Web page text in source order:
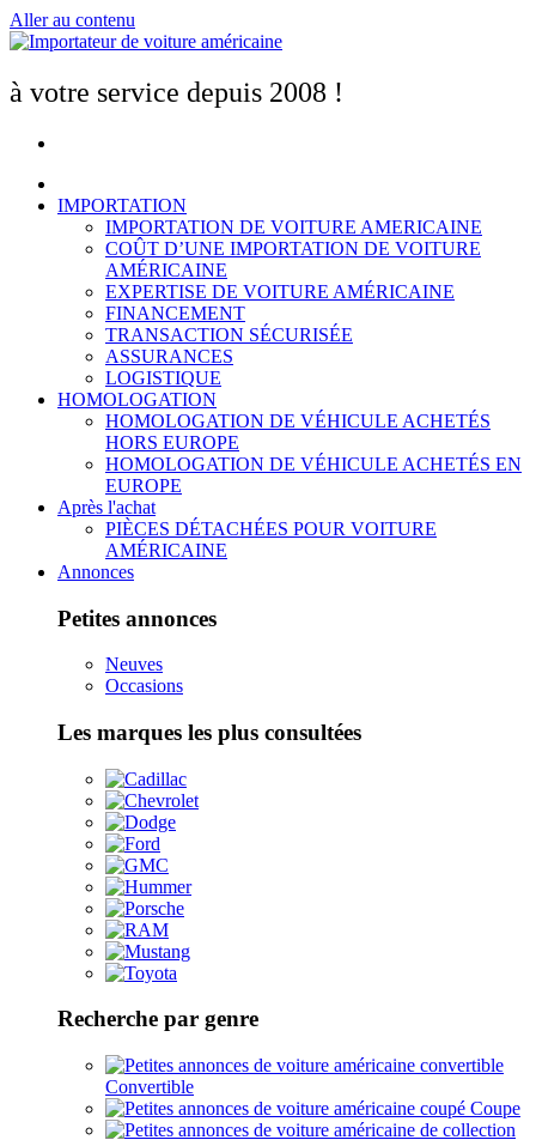
Aller au contenu
à votre service depuis 2008 !
IMPORTATION
IMPORTATION DE VOITURE AMERICAINE
COÛT D’UNE IMPORTATION DE VOITURE
AMÉRICAINE
EXPERTISE DE VOITURE AMÉRICAINE
FINANCEMENT
TRANSACTION SÉCURISÉE
ASSURANCES
LOGISTIQUE
HOMOLOGATION
HOMOLOGATION DE VÉHICULE ACHETÉS
HORS EUROPE
HOMOLOGATION DE VÉHICULE ACHETÉS EN
EUROPE
Après l'achat
PIÈCES DÉTACHÉES POUR VOITURE
AMÉRICAINE
Annonces
Petites annonces
Neuves
Occasions
Les marques les plus consultées
Recherche par genre
Convertible
Coupe